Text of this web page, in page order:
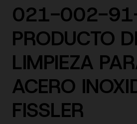
021-002-
PRODUCTO
LIMPIEZA
ACERO
FISSLER